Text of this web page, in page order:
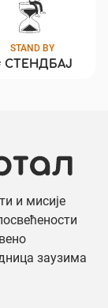
STAND BY
СТЕНДБАЈ
и мисије
заузима